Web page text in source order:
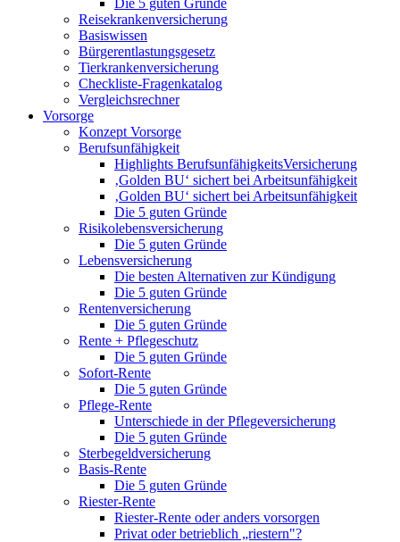
Die 5 guten Gründe
Reisekrankenversicherung
Basiswissen
Bürgerentlastungsgesetz
Tierkrankenversicherung
Checkliste-Fragenkatalog
Vergleichsrechner
Vorsorge
Konzept Vorsorge
Berufsunfähigkeit
Highlights BerufsunfähigkeitsVersicherung
‚Golden BU‘ sichert bei Arbeitsunfähigkeit
‚Golden BU‘ sichert bei Arbeitsunfähigkeit
Die 5 guten Gründe
Risikolebensversicherung
Die 5 guten Gründe
Lebensversicherung
Die besten Alternativen zur Kündigung
Die 5 guten Gründe
Rentenversicherung
Die 5 guten Gründe
Rente + Pflegeschutz
Die 5 guten Gründe
Sofort-Rente
Die 5 guten Gründe
Pflege-Rente
Unterschiede in der Pflegeversicherung
Die 5 guten Gründe
Sterbegeldversicherung
Basis-Rente
Die 5 guten Gründe
Riester-Rente
Riester-Rente oder anders vorsorgen
Privat oder betrieblich „riestern"?